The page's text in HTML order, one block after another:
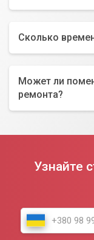
Сколько
Может ли
ремонта?
Узнайте